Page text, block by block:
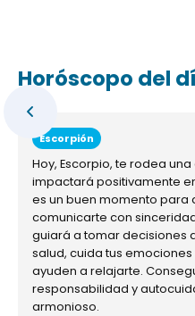
Horóscopo del
Escorpión
Hoy, Escorpio, te rodea
impactará positivamente
es un buen momento para
comunicarte con
guiará a tomar decisiones
salud, cuida tus
ayuden a relajarte.
responsabilidad y
armonioso.